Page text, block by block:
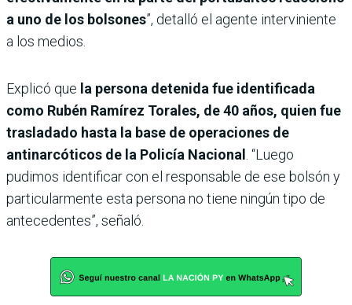
a uno de los bolsones”, detalló el agente interviniente
a los medios.
Explicó que la persona detenida fue identificada
como Rubén Ramírez Torales, de 40 años, quien fue
trasladado hasta la base de operaciones de
antinarcóticos de la Policía Nacional
. “Luego
pudimos identificar con el responsable de ese bolsón y
particularmente esta persona no tiene ningún tipo de
antecedentes”, señaló.